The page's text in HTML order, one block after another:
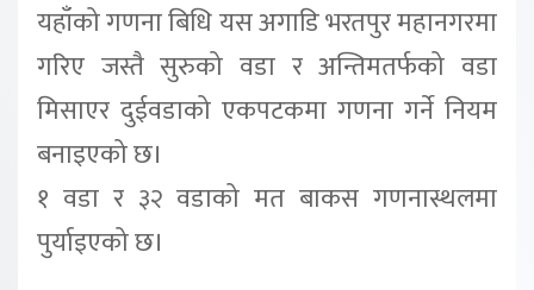
यहाँको गणना बिधि यस अगाडि भरतपुर महानगरमा
गरिए जस्तै सुरुको वडा र अन्तिमतर्फको वडा
मिसाएर दुईवडाको एकपटकमा गणना गर्ने नियम
बनाइएको छ।
१ वडा र ३२ वडाको मत बाकस गणनास्थलमा
पुर्याइएको छ।